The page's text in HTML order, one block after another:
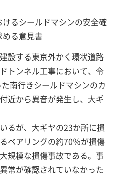
るシールドマシンの安全確
る意見書
設する東京外かく環状道路
トンネル工事において、令
南行きシールドマシンのカ
近から異音が発生し、大ギ
るが、大ギヤの23か所に損
ベアリングの約70％が損傷
規模な損傷事故である。事
常が確認されていなかった